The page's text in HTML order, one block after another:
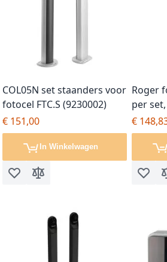
COL05N set staanders voor
fotocel FTC.S (9230002)
€ 151,00
In Winkelwagen
Voeg toe aan verlanglijst
Toevoegen om te vergelijken
Roger
per
€
Voeg